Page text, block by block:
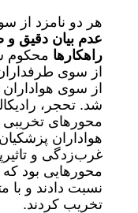
هر دو نامزد از
عدم بیان دقیق و
راهکارها محکوم
از سوی
از سوی
شد. تحجر،
محورهای تخریبی
هواداران
غرب‌زدگی و
محورهایی بود که
نسبت دادند و با
تخریب کردند.